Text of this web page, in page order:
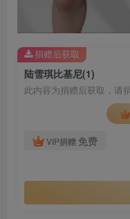
陆雪琪比基尼(1)
此内容为捐赠后获取，请
VIP捐赠 免费
捐赠后获取